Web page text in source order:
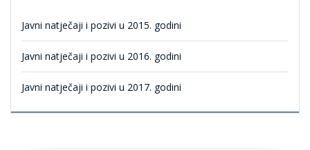
Javni natječaji i pozivi u 2015. godini
Javni natječaji i pozivi u 2016. godini
Javni natječaji i pozivi u 2017. godini